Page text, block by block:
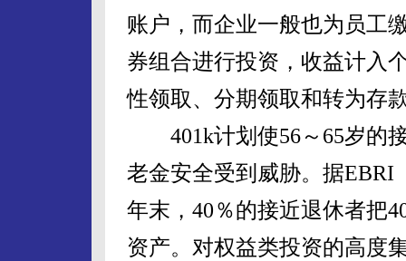
账户，而企业一般也为员工
券组合进行投资，收益计入
性领取、分期领取和转为存
401k计划使56～65岁的
老金安全受到威胁。据EBRI
年末，40％的接近退休者把
资产。对权益类投资的高度